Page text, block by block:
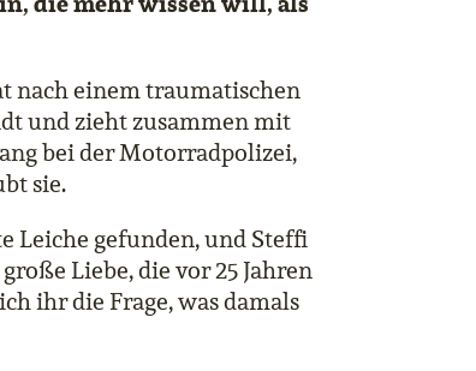
nach einem traumatischen
und zieht zusammen mit
bei der Motorradpolizei,
sie.
Leiche gefunden, und Steffi
Liebe, die vor 25 Jahren
ihr die Frage, was damals